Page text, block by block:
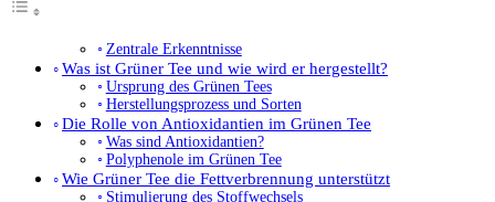
Zentrale Erkenntnisse
Was ist Grüner Tee und wie wird er hergestellt?
Ursprung des Grünen Tees
Herstellungsprozess und Sorten
Die Rolle von Antioxidantien im Grünen Tee
Was sind Antioxidantien?
Polyphenole im Grünen Tee
Wie Grüner Tee die Fettverbrennung unterstützt
Stimulierung des Stoffwechsels